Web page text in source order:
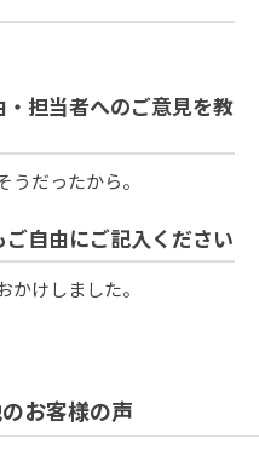
担当者へのご意見を教
だったから。
自由にご記入ください
けしました。
お客様の声